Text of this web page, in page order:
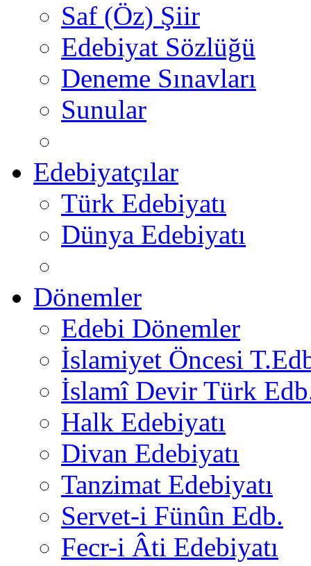
Saf (Öz) Şiir
Edebiyat Sözlüğü
Deneme Sınavları
Sunular
Edebiyatçılar
Türk Edebiyatı
Dünya Edebiyatı
Dönemler
Edebi Dönemler
İslamiyet Öncesi
İslamî Devir Türk
Halk Edebiyatı
Divan Edebiyatı
Tanzimat Edebiyatı
Servet-i Fünûn Edb.
Fecr-i Âti Edebiyatı